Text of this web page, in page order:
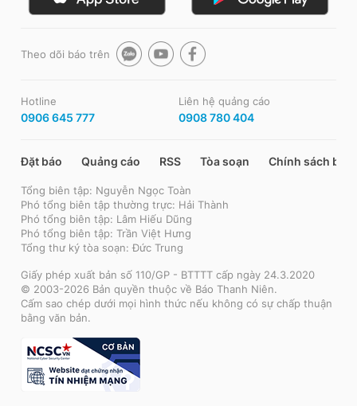
Theo dõi báo trên
Hotline
0906 645 777
Liên hệ quảng cáo
0908 780 404
Đặt báo Quảng cáo RSS Tòa soạn Chính sách bảo
Tổng biên tập: Nguyễn Ngọc Toàn
Phó tổng biên tập thường trực: Hải Thành
Phó tổng biên tập: Lâm Hiếu Dũng
Phó tổng biên tập: Trần Việt Hưng
Tổng thư ký tòa soạn: Đức Trung
Giấy phép xuất bản số 110/GP - BTTTT cấp ngày 24.3.2020
© 2003-2026 Bản quyền thuộc về Báo Thanh Niên.
Cấm sao chép dưới mọi hình thức nếu không có sự chấp thuận
bằng văn bản.